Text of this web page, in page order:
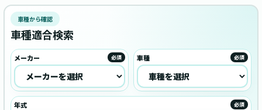
車種から確認
車種適合検索
メーカー 必須 車種 必須
年式 必須